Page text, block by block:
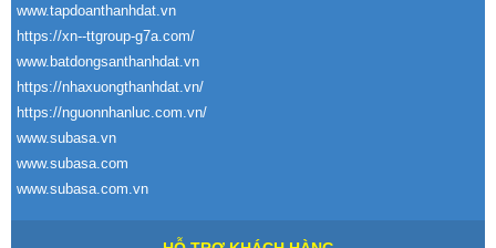
www.tapdoanthanhdat.vn
https://xn--ttgroup-g7a.com/
www.batdongsanthanhdat.vn
https://nhaxuongthanhdat.vn/
https://nguonnhanluc.com.vn/
www.subasa.vn
www.subasa.com
www.subasa.com.vn